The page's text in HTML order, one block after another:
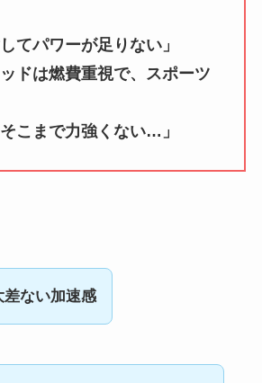
てパワーが足りない」
ッドは燃費重視で、スポーツ
そこまで力強くない…」
差ない加速感